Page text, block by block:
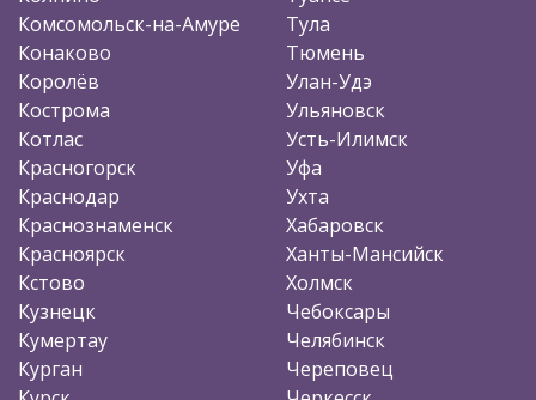
Комсомольск-на-Амуре
Конаково
Королёв
Кострома
Котлас
Красногорск
Краснодар
Краснознаменск
Красноярск
Кстово
Кузнецк
Кумертау
Курган
Тула
Тюмень
Улан-Удэ
Ульяновск
Усть-Илимск
Уфа
Ухта
Хабаровск
Ханты-Мансийск
Холмск
Чебоксары
Челябинск
Череповец